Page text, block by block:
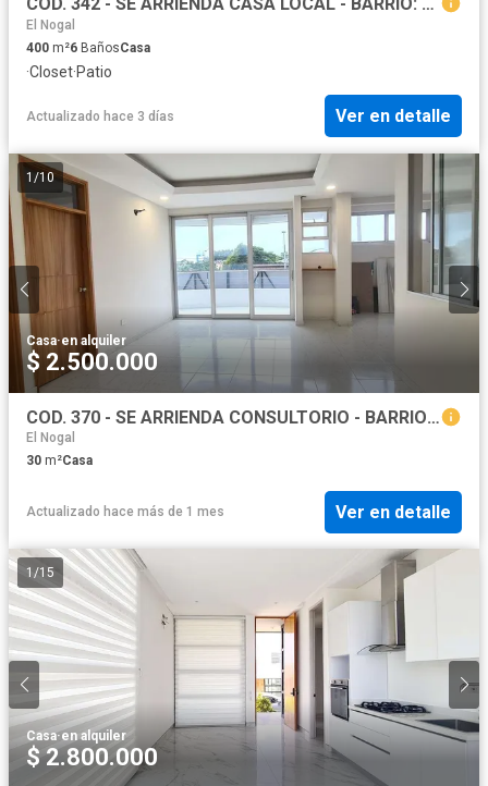
El Nogal
400 m²6 BañosCasa
·Closet·Patio
Actualizado hace 3 días Ver en detalle
1 /10
Casa·en alquiler
$ 2.500.000
COD. 370 - SE ARRIENDA CONSULTORIO - BARRIO: ALFONZO LOPEZ
El Nogal
30 m²Casa
Actualizado hace más de 1 mes Ver en detalle
1 /15
Casa·en alquiler
$ 2.800.000